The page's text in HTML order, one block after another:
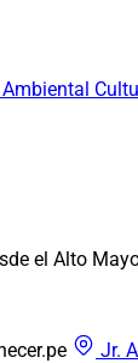
Ambiental
el Alto
Jr.